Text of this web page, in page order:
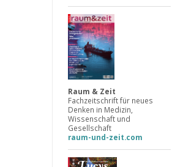
Raum & Zeit
Fachzeitschrift für neues
Denken in Medizin,
Wissenschaft und
Gesellschaft
raum-und-zeit.com